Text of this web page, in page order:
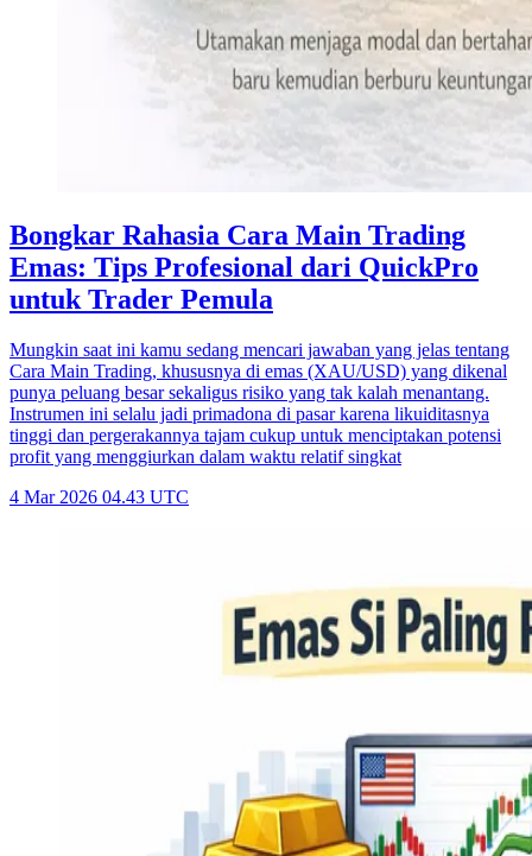
Bongkar Rahasia Cara Main Trading
Emas: Tips Profesional dari QuickPro
untuk Trader Pemula
Mungkin saat ini kamu sedang mencari jawaban yang jelas tentang
Cara Main Trading, khususnya di emas (XAU/USD) yang dikenal
punya peluang besar sekaligus risiko yang tak kalah menantang.
Instrumen ini selalu jadi primadona di pasar karena likuiditasnya
tinggi dan pergerakannya tajam cukup untuk menciptakan potensi
profit yang menggiurkan dalam waktu relatif singkat
4 Mar 2026 04.43 UTC